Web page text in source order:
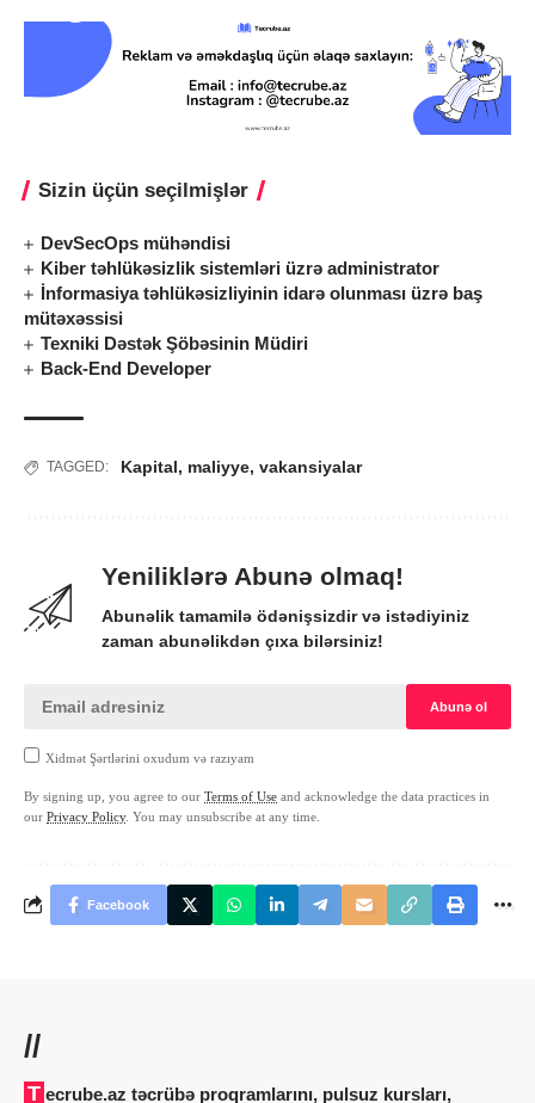
Sizin üçün seçilmişlər
DevSecOps mühəndisi
Kiber təhlükəsizlik sistemləri üzrə administrator
İnformasiya təhlükəsizliyinin idarə olunması üzrə baş
mütəxəssisi
Texniki Dəstək Şöbəsinin Müdiri
Back-End Developer
TAGGED: Kapital, maliyye, vakansiyalar
Yeniliklərə Abunə olmaq!
Abunəlik tamamilə ödənişsizdir və istədiyiniz
zaman abunəlikdən çıxa bilərsiniz!
Xidmət Şərtlərini oxudum və razıyam
By signing up, you agree to our Terms of Use and acknowledge the data practices in
our Privacy Policy. You may unsubscribe at any time.
Facebook
//
Tecrube.az təcrübə proqramlarını, pulsuz kursları,